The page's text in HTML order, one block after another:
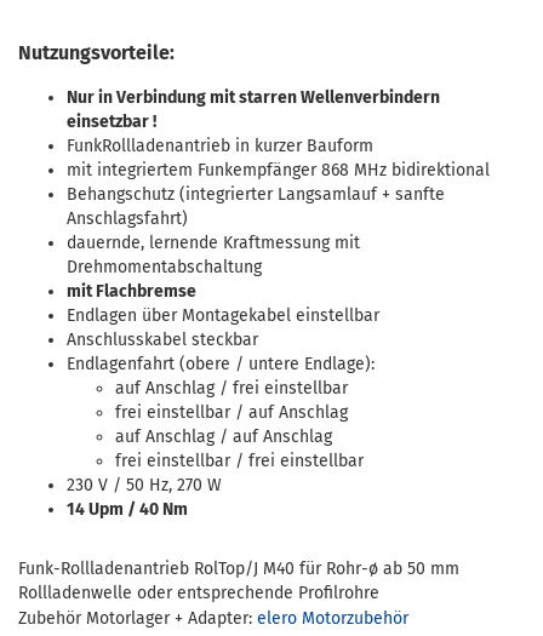
Nutzungsvorteile:
Nur in Verbindung mit starren Wellenverbindern
einsetzbar !
FunkRollladenantrieb in kurzer Bauform
mit integriertem Funkempfänger 868 MHz bidirektional
Behangschutz (integrierter Langsamlauf + sanfte
Anschlagsfahrt)
dauernde, lernende Kraftmessung mit
Drehmomentabschaltung
mit Flachbremse
Endlagen über Montagekabel einstellbar
Anschlusskabel steckbar
Endlagenfahrt (obere / untere Endlage):
auf Anschlag / frei einstellbar
frei einstellbar / auf Anschlag
auf Anschlag / auf Anschlag
frei einstellbar / frei einstellbar
230 V / 50 Hz, 270 W
14 Upm / 40 Nm
Funk-Rollladenantrieb RolTop/J M40 für Rohr-ø ab 50 mm
Rollladenwelle oder entsprechende Profilrohre
Zubehör Motorlager + Adapter: elero Motorzubehör